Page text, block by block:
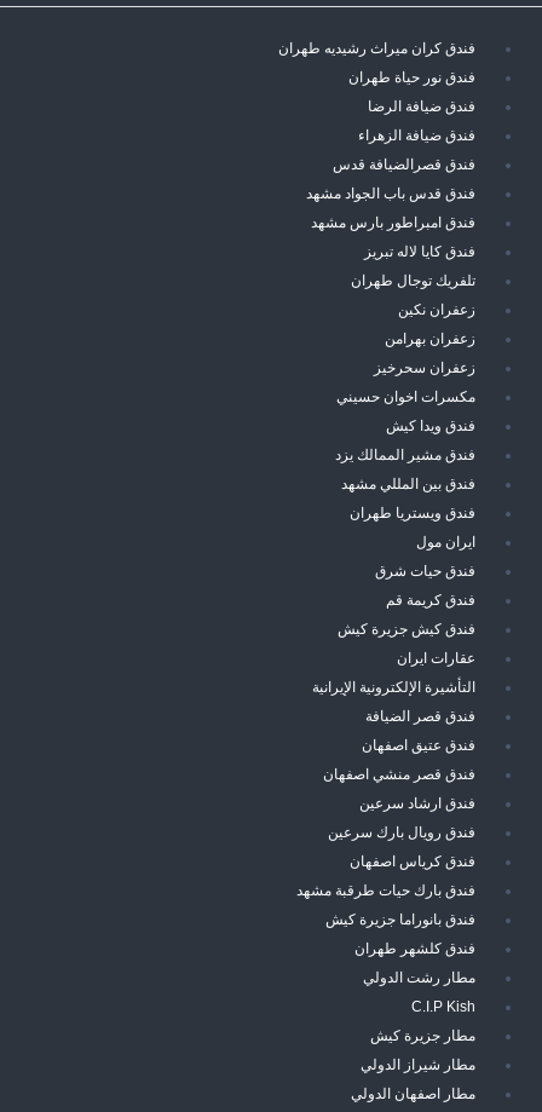
فندق كران ميراث رشيديه طهران
فندق نور حياة طهران
فندق ضيافة الرضا
فندق ضيافة الزهراء
فندق قصرالضيافة قدس
فندق قدس باب الجواد مشهد
فندق امبراطور بارس مشهد
فندق كايا لاله تبريز
تلفريك توجال طهران
زعفران نكين
زعفران بهرامن
زعفران سحرخيز
مكسرات اخوان حسيني
فندق ويدا كيش
فندق مشير الممالك يزد
فندق بين المللي مشهد
فندق ويستريا طهران
ايران مول
فندق حيات شرق
فندق كريمة قم
فندق كيش جزيرة كيش
عقارات ايران
التأشيرة الإلكترونية الإيرانية
فندق قصر الضيافة
فندق عتيق اصفهان
فندق قصر منشي اصفهان
فندق ارشاد سرعين
فندق رويال بارك سرعين
فندق كرياس اصفهان
فندق بارك حيات طرقبة مشهد
فندق بانوراما جزيرة كيش
فندق كلشهر طهران
مطار رشت الدولي
C.I.P Kish
مطار جزيرة كيش
مطار شيراز الدولي
مطار اصفهان الدولي